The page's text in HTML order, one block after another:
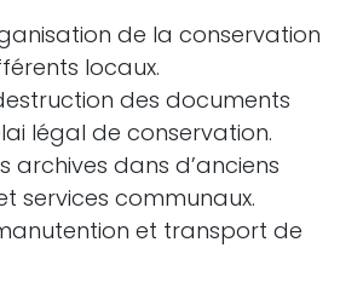
de la conservation
locaux.
des documents
légal de conservation.
archives dans d’anciens
services communaux.
et transport de